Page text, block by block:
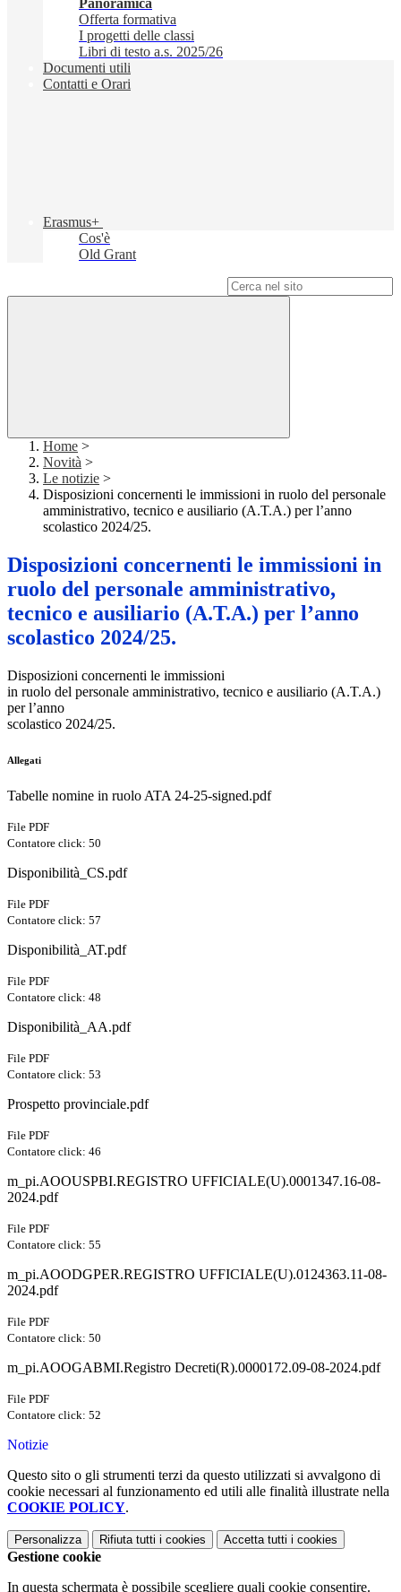
Panoramica
Offerta formativa
I progetti delle classi
Libri di testo a.s. 2025/26
Documenti utili
Contatti e Orari
Erasmus+
Cos'è
Old Grant
Home >
Novità >
Le notizie >
Disposizioni concernenti le immissioni in ruolo del personale
amministrativo, tecnico e ausiliario (A.T.A.) per l’anno
scolastico 2024/25.
Disposizioni concernenti le immissioni in
ruolo del personale amministrativo,
tecnico e ausiliario (A.T.A.) per l’anno
scolastico 2024/25.
Disposizioni concernenti le immissioni
in ruolo del personale amministrativo, tecnico e ausiliario (A.T.A.)
per l’anno
scolastico 2024/25.
Allegati
Tabelle nomine in ruolo ATA 24-25-signed.pdf
File PDF
Contatore click: 50
Disponibilità_CS.pdf
File PDF
Contatore click: 57
Disponibilità_AT.pdf
File PDF
Contatore click: 48
Disponibilità_AA.pdf
File PDF
Contatore click: 53
Prospetto provinciale.pdf
File PDF
Contatore click: 46
m_pi.AOOUSPBI.REGISTRO UFFICIALE(U).0001347.16-08-
2024.pdf
File PDF
Contatore click: 55
m_pi.AOODGPER.REGISTRO UFFICIALE(U).0124363.11-08-
2024.pdf
File PDF
Contatore click: 50
m_pi.AOOGABMI.Registro Decreti(R).0000172.09-08-2024.pdf
File PDF
Contatore click: 52
Notizie
Questo sito o gli strumenti terzi da questo utilizzati si avvalgono di
cookie necessari al funzionamento ed utili alle finalità illustrate nella
COOKIE POLICY.
Personalizza Rifiuta tutti i cookies Accetta tutti i cookies
Gestione cookie
In questa schermata è possibile scegliere quali cookie consentire.